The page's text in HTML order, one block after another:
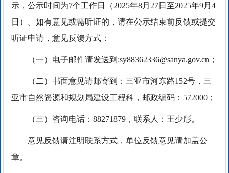
示，公示时间为7个工作日（2025年8月27日至2025年9月4
日）。如有意见或需听证的，请在公示结束前反馈或提交
听证申请，意见反馈方式：
（一）电子邮件请发送到:sy88362336@sanya.gov.cn；
（二）书面意见请邮寄到：三亚市河东路152号，三
亚市自然资源和规划局建设工程科，邮政编码：572000；
（三）咨询电话：88271879，联系人：王少彤。
意见反馈请注明联系方式，单位反馈意见请加盖公
章。